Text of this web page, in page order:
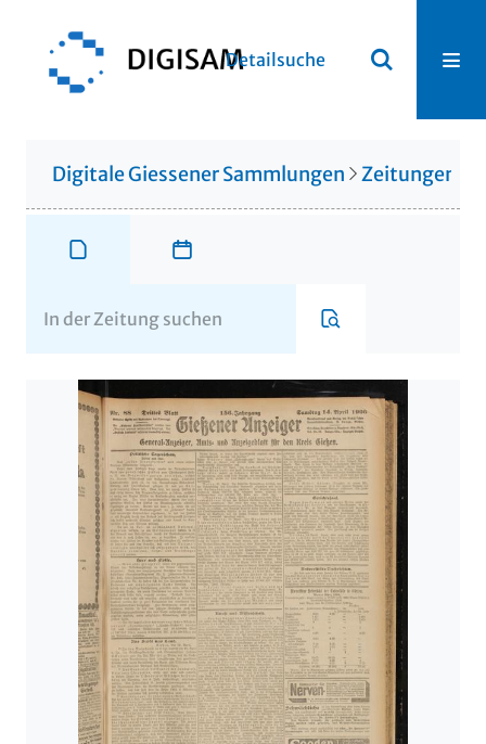
Detailsuche
Digitale Giessener Sammlungen Zeitungen